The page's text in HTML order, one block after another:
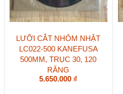
LƯỠI CẮT NHÔM NHẬT
LC022-500 KANEFUSA
500MM, TRỤC 30, 120
RĂNG
5.650.000 ₫